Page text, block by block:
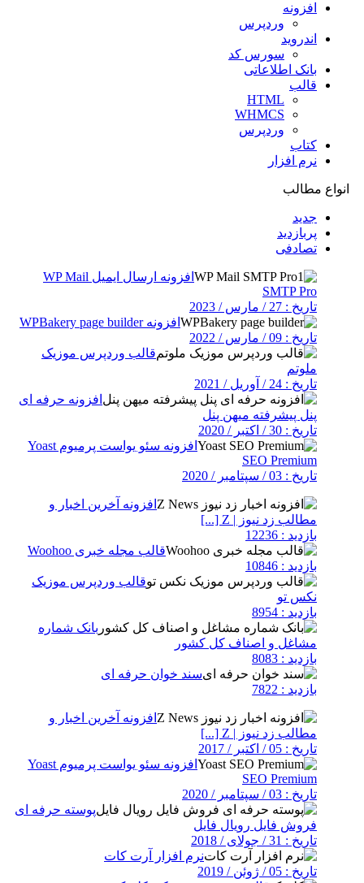
افزونه
وردپرس
اندروید
سورس کد
بانک اطلاعاتی
قالب
HTML
WHMCS
وردپرس
کتاب
نرم افزار
انواع مطالب
جدید
پربازدید
تصادفی
افزونه ارسال ایمیل WP Mail
SMTP Pro
تاریخ : 27 / مارس / 2023
افزونه WPBakery page builder
تاریخ : 09 / مارس / 2022
قالب وردپرس موزیک
ملوتم
تاریخ : 24 / آوریل / 2021
افزونه حرفه ای
پنل پیشرفته میهن پنل
تاریخ : 30 / اکتبر / 2020
افزونه سئو یواست پرمیوم Yoast
SEO Premium
تاریخ : 03 / سپتامبر / 2020
افزونه آخرین اخبار و
مطالب زد نیوز | Z [...]
بازدید : 12236
قالب مجله خبری Woohoo
بازدید : 10846
قالب وردپرس موزیک
نکس تو
بازدید : 8954
بانک شماره
مشاغل و اصناف کل کشور
بازدید : 8083
سند خوان حرفه ای
بازدید : 7822
افزونه آخرین اخبار و
مطالب زد نیوز | Z [...]
تاریخ : 05 / اکتبر / 2017
افزونه سئو یواست پرمیوم Yoast
SEO Premium
تاریخ : 03 / سپتامبر / 2020
پوسته حرفه ای
فروش فایل رویال فایل
تاریخ : 31 / جولای / 2018
نرم افزار آرت کات
تاریخ : 05 / ژوئن / 2019